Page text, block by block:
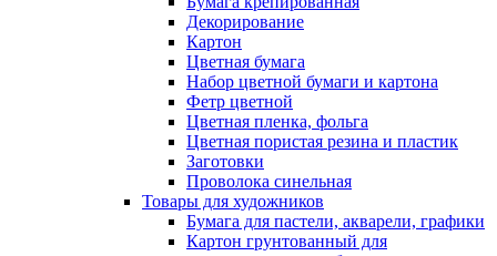
Декорирование
Картон
Цветная бумага
Набор цветной бумаги и картона
Фетр цветной
Цветная пленка, фольга
Цветная пористая резина и пластик
Заготовки
Проволока синельная
Товары для художников
Бумага для пастели, акварели, графики
Картон грунтованный для